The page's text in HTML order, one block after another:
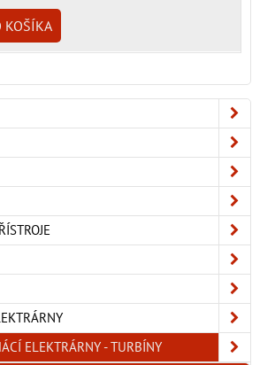
ELEKTRÁRNY - TURBÍNY